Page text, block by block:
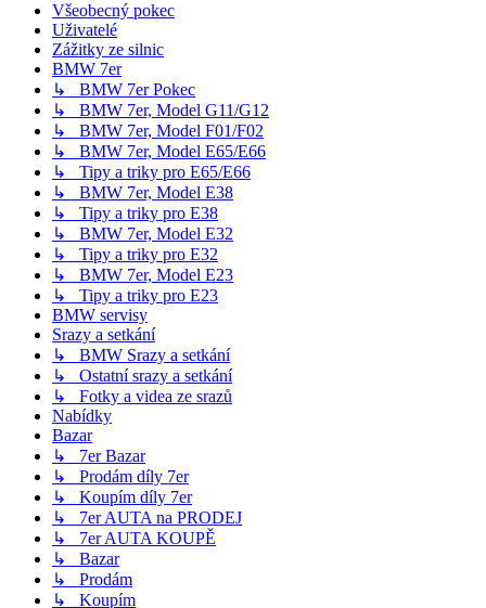
Všeobecný pokec
Uživatelé
Zážitky ze silnic
BMW 7er
↳ BMW 7er Pokec
↳ BMW 7er, Model G11/G12
↳ BMW 7er, Model F01/F02
↳ BMW 7er, Model E65/E66
↳ Tipy a triky pro E65/E66
↳ BMW 7er, Model E38
↳ Tipy a triky pro E38
↳ BMW 7er, Model E32
↳ Tipy a triky pro E32
↳ BMW 7er, Model E23
↳ Tipy a triky pro E23
BMW servisy
Srazy a setkání
↳ BMW Srazy a setkání
↳ Ostatní srazy a setkání
↳ Fotky a videa ze srazů
Nabídky
Bazar
↳ 7er Bazar
↳ Prodám díly 7er
↳ Koupím díly 7er
↳ 7er AUTA na PRODEJ
↳ 7er AUTA KOUPĚ
↳ Bazar
↳ Prodám
↳ Koupím